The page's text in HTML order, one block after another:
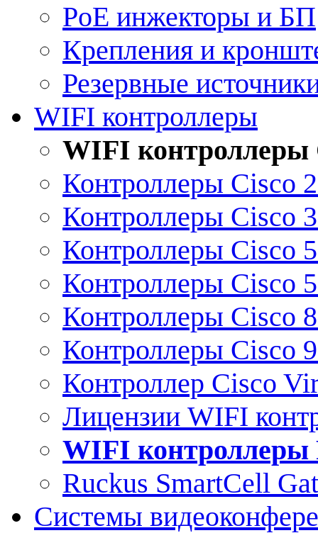
PoE инжекторы и БП
Крепления и
Резервные
WIFI контроллеры
WIFI контроллеры
Контроллеры Cisco
Контроллеры Cisco
Контроллеры Cisco
Контроллеры Cisco
Контроллеры Cisco
Контроллеры Cisco
Контроллер Cisco
Лицензии WIFI
WIFI контроллеры
Ruckus SmartCell
Системы